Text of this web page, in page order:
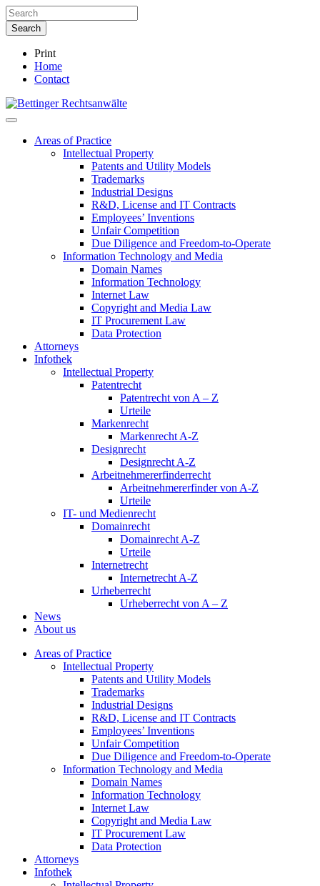
Print
Home
Contact
Areas of Practice
Intellectual Property
Patents and Utility Models
Trademarks
Industrial Designs
R&D, License and IT Contracts
Employees’ Inventions
Unfair Competition
Due Diligence and Freedom-to-Operate
Information Technology and Media
Domain Names
Information Technology
Internet Law
Copyright and Media Law
IT Procurement Law
Data Protection
Attorneys
Infothek
Intellectual Property
Patentrecht
Patentrecht von A – Z
Urteile
Markenrecht
Markenrecht A-Z
Designrecht
Designrecht A-Z
Arbeitnehmererfinderrecht
Arbeitnehmererfinder von A-Z
Urteile
IT- und Medienrecht
Domainrecht
Domainrecht A-Z
Urteile
Internetrecht
Internetrecht A-Z
Urheberrecht
Urheberrecht von A – Z
News
About us
Areas of Practice
Intellectual Property
Patents and Utility Models
Trademarks
Industrial Designs
R&D, License and IT Contracts
Employees’ Inventions
Unfair Competition
Due Diligence and Freedom-to-Operate
Information Technology and Media
Domain Names
Information Technology
Internet Law
Copyright and Media Law
IT Procurement Law
Data Protection
Attorneys
Infothek